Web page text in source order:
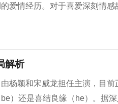
爱情经历。对于喜爱深刻情
解析
杨颖和宋威龙担任主演，目
）还是喜结良缘（he）。据